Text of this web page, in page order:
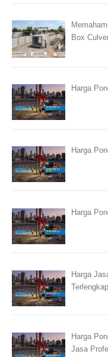
Box
Harga
Harga
Harga
Harga
Terlengkap
Harga
Jasa